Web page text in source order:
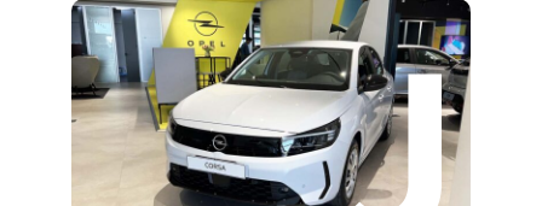
Promo
Cupra
Promo
Abarth
Promo
Peugeot
Promo
Fiat
Promo
Jeep
Promo
Opel
Promo
Citroën
Promo
Lancia
Promo
Seat
Promo
Mazda
Promo
Jaecoo
Promo
Hyundai
Promo
Omoda
Promo
Alfa
Romeo
Promo
Land
Rover